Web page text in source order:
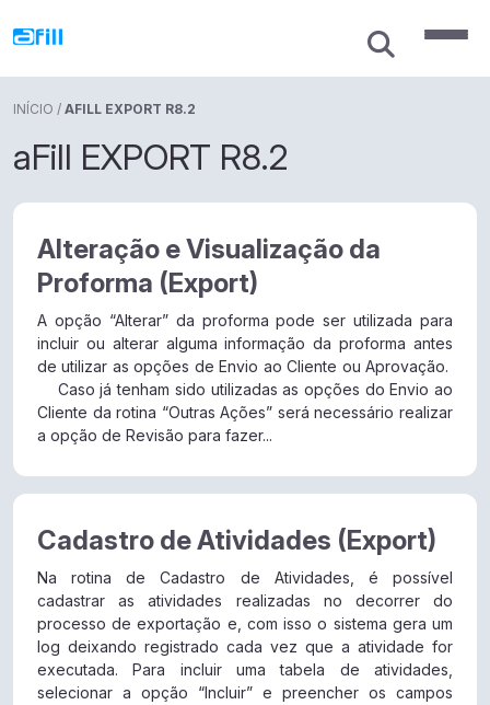
INÍCIO / AFILL EXPORT R8.2
aFill EXPORT R8.2
Alteração e Visualização da
Proforma (Export)
A opção “Alterar” da proforma pode ser utilizada para
incluir ou alterar alguma informação da proforma antes
de utilizar as opções de Envio ao Cliente ou Aprovação.
Caso já tenham sido utilizadas as opções do Envio ao
Cliente da rotina “Outras Ações” será necessário realizar
a opção de Revisão para fazer...
Cadastro de Atividades (Export)
Na rotina de Cadastro de Atividades, é possível
cadastrar as atividades realizadas no decorrer do
processo de exportação e, com isso o sistema gera um
log deixando registrado cada vez que a atividade for
executada. Para incluir uma tabela de atividades,
selecionar a opção “Incluir” e preencher os campos